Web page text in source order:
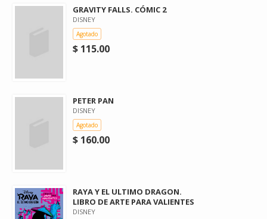
GRAVITY FALLS. CÓMIC 2
DISNEY
Agotado
$ 115.00
PETER PAN
DISNEY
Agotado
$ 160.00
RAYA Y EL ULTIMO DRAGON.
LIBRO DE ARTE PARA VALIENTES
DISNEY